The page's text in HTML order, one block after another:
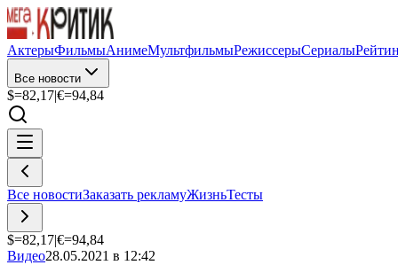
АктерыФильмыАнимеМультфильмыРежиссерыСериалы
Все новости
$=82,17|€=94,84
Все новостиЗаказать рекламуЖизньТесты
$=82,17|€=94,84
Видео28.05.2021 в 12:42